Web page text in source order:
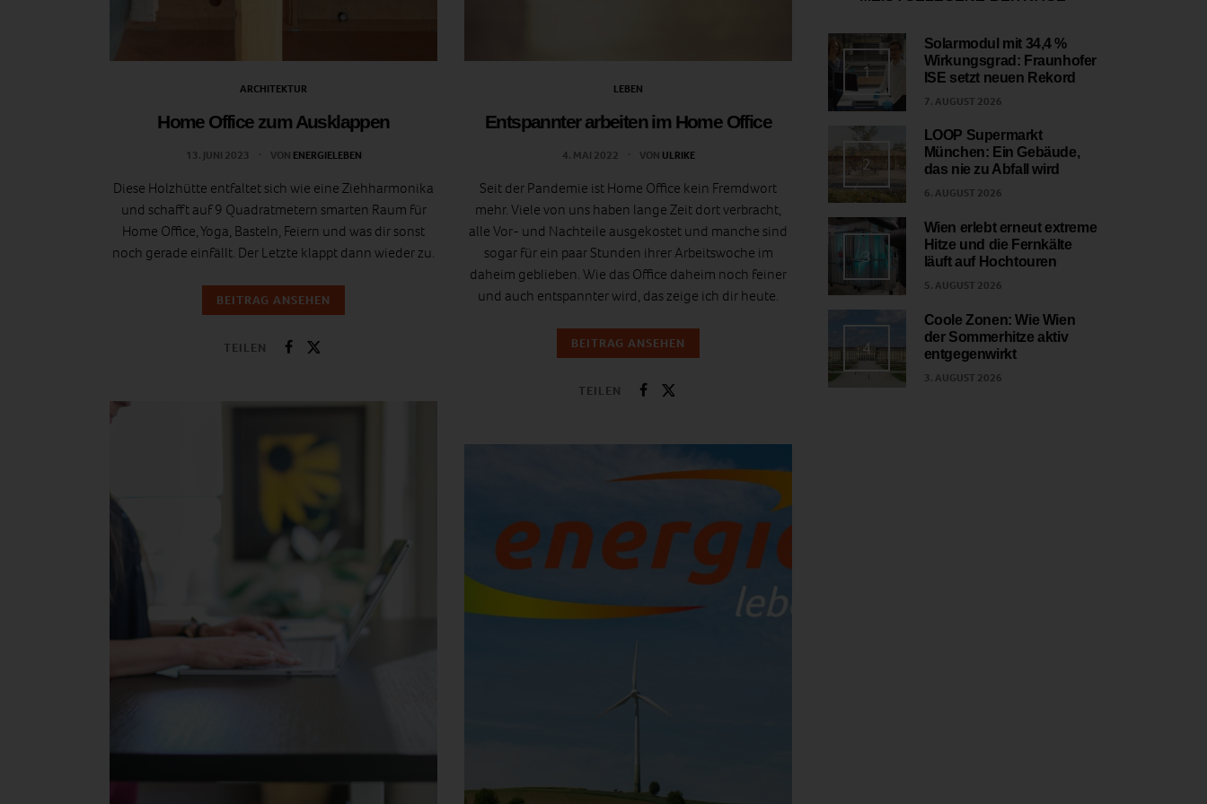
ARCHITEKTUR
Home Office zum Ausklappen
13. JUNI 2023 VON ENERGIELEBEN
Diese Holzhütte entfaltet sich wie eine Ziehharmonika
und schafft auf 9 Quadratmetern smarten Raum für
Home Office, Yoga, Basteln, Feiern und was dir sonst
noch gerade einfällt. Der Letzte klappt dann wieder zu.
BEITRAG ANSEHEN
TEILEN
LEBEN
Entspannter arbeiten im Home Office
4. MAI 2022 VON ULRIKE
Seit der Pandemie ist Home Office kein Fremdwort
mehr. Viele von uns haben lange Zeit dort verbracht,
alle Vor- und Nachteile ausgekostet und manche sind
sogar für ein paar Stunden ihrer Arbeitswoche im
daheim geblieben. Wie das Office daheim noch feiner
und auch entspannter wird, das zeige ich dir heute.
BEITRAG ANSEHEN
TEILEN
1
Solarmodul mit 34,4 %
Wirkungsgrad: Fraunhofer
ISE setzt neuen Rekord
7. AUGUST 2026
2
LOOP Supermarkt
München: Ein Gebäude,
das nie zu Abfall wird
6. AUGUST 2026
3
Wien erlebt erneut extreme
Hitze und die Fernkälte
läuft auf Hochtouren
5. AUGUST 2026
4
Coole Zonen: Wie Wien
der Sommerhitze aktiv
entgegenwirkt
3. AUGUST 2026